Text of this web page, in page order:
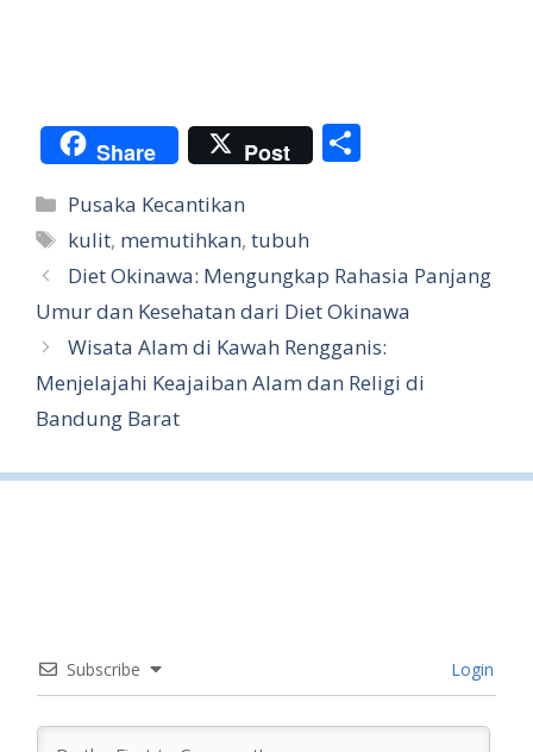
Share Post
e
Categories
Pusaka Kecantikan
Tags
kulit, memutihkan,tubuh
Diet Okinawa: Mengungkap Rahasia Panjang
Umur dan Kesehatan dari Diet Okinawa
Wisata Alam di Kawah Rengganis:
Menjelajahi Keajaiban Alam dan Religi di
Bandung Barat
Subscribe Login